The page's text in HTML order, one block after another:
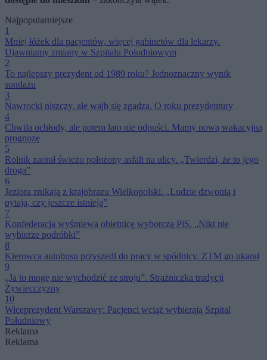
Najpopularniejsze
1
Mniej łóżek dla pacjentów, więcej gabinetów dla lekarzy.
Ujawniamy zmiany w Szpitalu Południowym
2
To najlepszy prezydent od 1989 roku? Jednoznaczny wynik
sondażu
3
Nawrocki niszczy, ale wajb się zgadza. O roku prezydentury
4
Chwila ochłody, ale potem lato nie odpuści. Mamy nową wakacyjną
prognozę
5
Rolnik zaorał świeżo położony asfalt na ulicy. „Twierdzi, że to jego
droga”
6
Jeziora znikają z krajobrazu Wielkopolski. „Ludzie dzwonią i
pytają, czy jeszcze istnieją”
7
Konfederacja wyśmiewa obietnicę wyborczą PiS. „Nikt nie
wybierze podróbki”
8
Kierowca autobusu przyszedł do pracy w spódnicy. ZTM go ukarał
9
„Ja to mogę nie wychodzić ze stroju”. Strażniczka tradycji
Żywiecczyzny
10
Wiceprezydent Warszawy: Pacjenci wciąż wybierają Szpital
Południowy
Reklama
Reklama